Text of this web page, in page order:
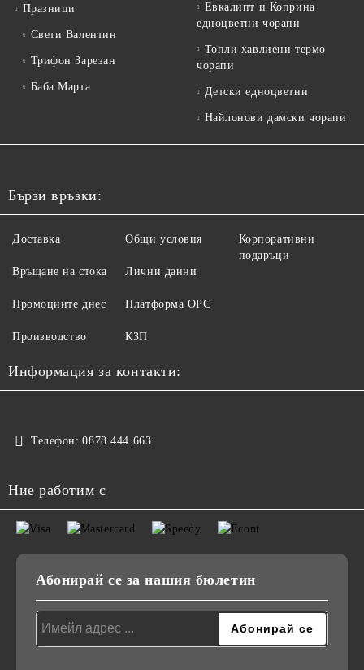
Празници
Свети Валентин
Трифон Зарезан
Баба Марта
Евкалипт и Коприна
едноцветни чорапи
Топли хавлиени термо
чорапи
Детски едноцветни
Найлонови дамски чорапи
Бързи връзки:
Доставка
Връщане на стока
Промоциите днес
Производство
Общи условия
Лични данни
Платформа ОРС
КЗП
Корпоративни
подаръци
Информация за контакти:
Телефон: 0878 444 663
Ние работим с
Абонирай се за нашия бюлетин